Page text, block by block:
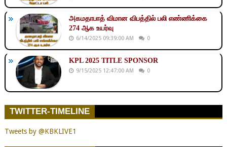
அகமதாபாத் விமான விபத்தில் பலி எண்ணிக்கை
274 ஆக உயர்வு
6/14/2025 09:39:00 AM 0
KPL 2025 TITLE SPONSOR
9/15/2025 12:47:00 AM 0
TWITTER-TIMELINE
Tweets by @KBKLIVE1